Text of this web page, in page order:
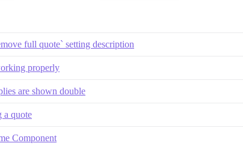
full quote` setting description
properly
are shown double
a quote
Component